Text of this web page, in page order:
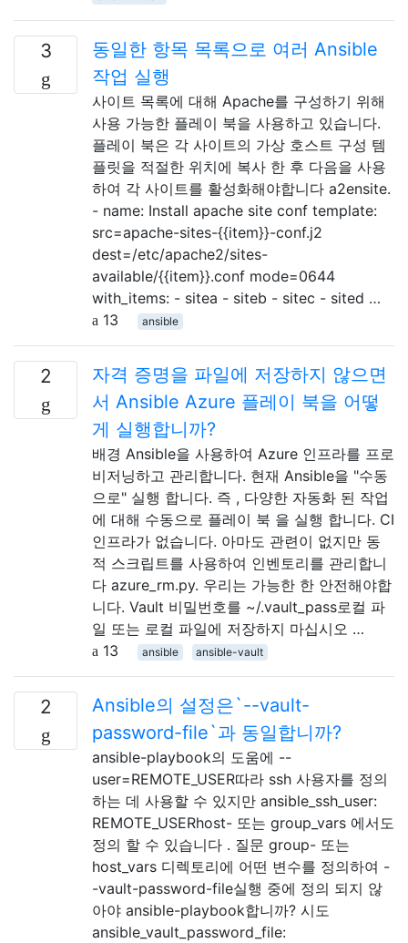
3
동일한 항목 목록으로 여러 Ansible
작업 실행
사이트 목록에 대해 Apache를 구성하기 위해
사용 가능한 플레이 북을 사용하고 있습니다.
플레이 북은 각 사이트의 가상 호스트 구성 템
플릿을 적절한 위치에 복사 한 후 다음을 사용
하여 각 사이트를 활성화해야합니다 a2ensite.
- name: Install apache site conf template:
src=apache-sites-{{item}}-conf.j2
dest=/etc/apache2/sites-
available/{{item}}.conf mode=0644
with_items: - sitea - siteb - sitec - sited …
13
ansible
2
자격 증명을 파일에 저장하지 않으면
서 Ansible Azure 플레이 북을 어떻
게 실행합니까?
배경 Ansible을 사용하여 Azure 인프라를 프로
비저닝하고 관리합니다. 현재 Ansible을 "수동
으로" 실행 합니다. 즉 , 다양한 자동화 된 작업
에 대해 수동으로 플레이 북 을 실행 합니다. CI
인프라가 없습니다. 아마도 관련이 없지만 동
적 스크립트를 사용하여 인벤토리를 관리합니
다 azure_rm.py. 우리는 가능한 한 안전해야합
니다. Vault 비밀번호를 ~/.vault_pass로컬 파
일 또는 로컬 파일에 저장하지 마십시오 …
13
ansible ansible-vault
2
Ansible의 설정은`--vault-
password-file`과 동일합니까?
ansible-playbook의 도움에 --
user=REMOTE_USER따라 ssh 사용자를 정의
하는 데 사용할 수 있지만 ansible_ssh_user:
REMOTE_USERhost- 또는 group_vars 에서도
정의 할 수 있습니다 . 질문 group- 또는
host_vars 디렉토리에 어떤 변수를 정의하여 -
-vault-password-file실행 중에 정의 되지 않
아야 ansible-playbook합니까? 시도
ansible_vault_password_file: